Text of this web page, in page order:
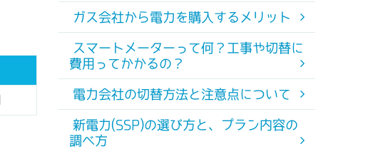
ガス会社から電力を購入するメリット
スマートメーターって何？工事や切替に
費用ってかかるの？
電力会社の切替方法と注意点について
新電力(SSP)の選び方と、プラン内容の
調べ方